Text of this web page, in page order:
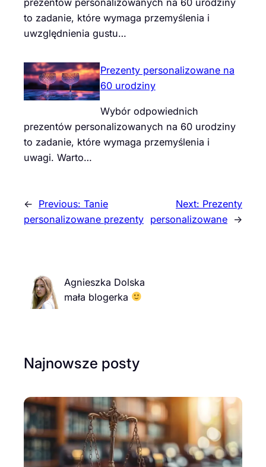
prezentów personalizowanych na 60 urodziny
to zadanie, które wymaga przemyślenia i
uwzględnienia gustu…
Prezenty personalizowane na
60 urodziny
Wybór odpowiednich
prezentów personalizowanych na 60 urodziny
to zadanie, które wymaga przemyślenia i
uwagi. Warto…
← Previous: Tanie
personalizowane prezenty
Next: Prezenty
personalizowane →
Agnieszka Dolska
mała blogerka
Najnowsze posty